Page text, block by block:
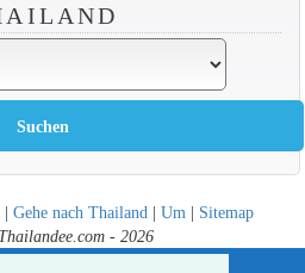
| Gehe nach Thailand | Um | Sitemap
- 2026